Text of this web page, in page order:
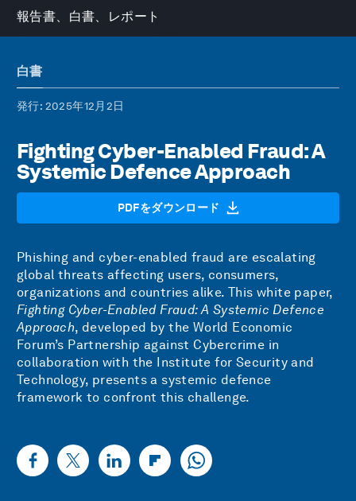
報告書、白書、レポート
白書
発行: 2025年12月2日
Fighting Cyber-Enabled Fraud: A
Systemic Defence Approach
PDFをダウンロード
Phishing and cyber-enabled fraud are escalating
global threats affecting users, consumers,
organizations and countries alike. This white paper,
Fighting Cyber-Enabled Fraud: A Systemic Defence
Approach, developed by the World Economic
Forum’s Partnership against Cybercrime in
collaboration with the Institute for Security and
Technology, presents a systemic defence
framework to confront this challenge.